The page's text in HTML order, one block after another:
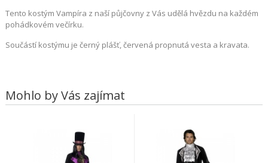
Tento kostým Vampíra z naší půjčovny z Vás udělá hvězdu na každém
pohádkovém večírku.
Součástí kostýmu je černý plášť, červená propnutá vesta a kravata.
Mohlo by Vás zajímat